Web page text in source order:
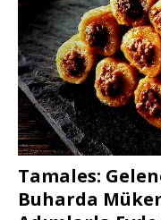
Tamales:
Buharda